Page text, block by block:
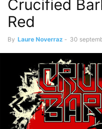
Crucified
Red
By Laure Noverraz - 30